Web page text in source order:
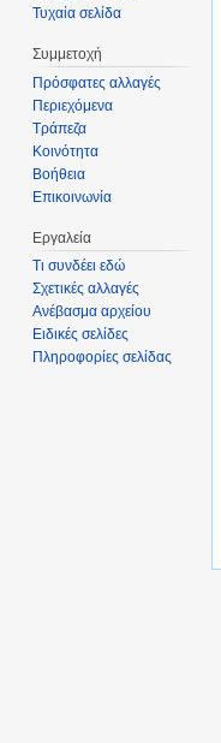
Τυχαία σελίδα
Συμμετοχή
Πρόσφατες αλλαγές
Περιεχόμενα
Τράπεζα
Κοινότητα
Βοήθεια
Επικοινωνία
Εργαλεία
Τι συνδέει εδώ
Σχετικές αλλαγές
Ανέβασμα αρχείου
Ειδικές σελίδες
Πληροφορίες σελίδας